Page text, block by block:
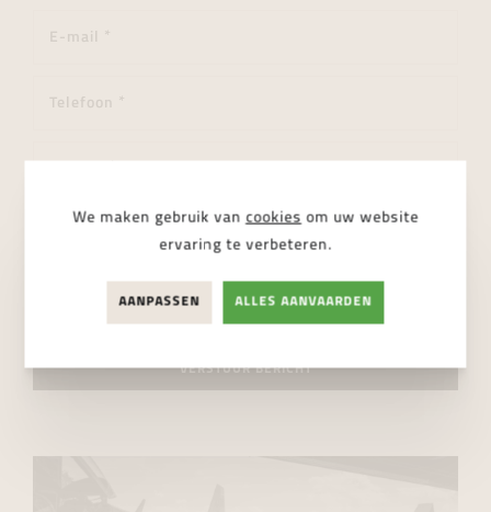
VERSTUUR BERICHT
We maken gebruik van cookies om uw website
ervaring te verbeteren.
AANPASSEN ALLES AANVAARDEN